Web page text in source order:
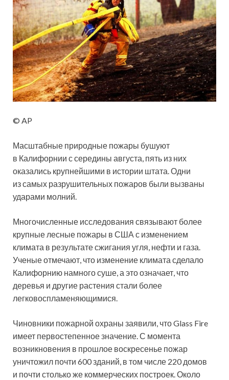
© AP
Масштабные природные пожары бушуют
в Калифорнии с середины августа, пять из них
оказались крупнейшими в истории штата. Одни
из самых разрушительных пожаров были вызваны
ударами молний.
Многочисленные исследования связывают более
крупные лесные пожары в США с изменением
климата в результате сжигания угля, нефти и газа.
Ученые отмечают, что изменение климата сделало
Калифорнию намного суше, а это означает, что
деревья и другие растения стали более
легковоспламеняющимися.
Чиновники пожарной охраны заявили, что Glass Fire
имеет первостепенное значение. С момента
возникновения в прошлое воскресенье пожар
уничтожил почти 600 зданий, в том числе 220 домов
и почти столько же коммерческих построек. Около